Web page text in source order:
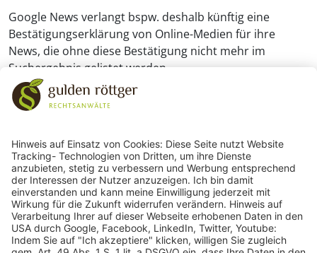
Google News verlangt bspw. deshalb künftig eine
Bestätigungserklärung von Online-Medien für ihre
News, die ohne diese Bestätigung nicht mehr im
Suchergebnis gelistet werden.
gulden röttger rechtsanwälte